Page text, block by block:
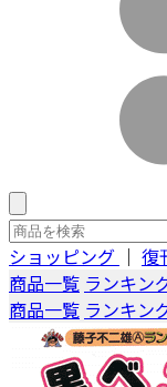
ショッピング ｜ 復
商品一覧 ランキン
商品一覧 ランキン